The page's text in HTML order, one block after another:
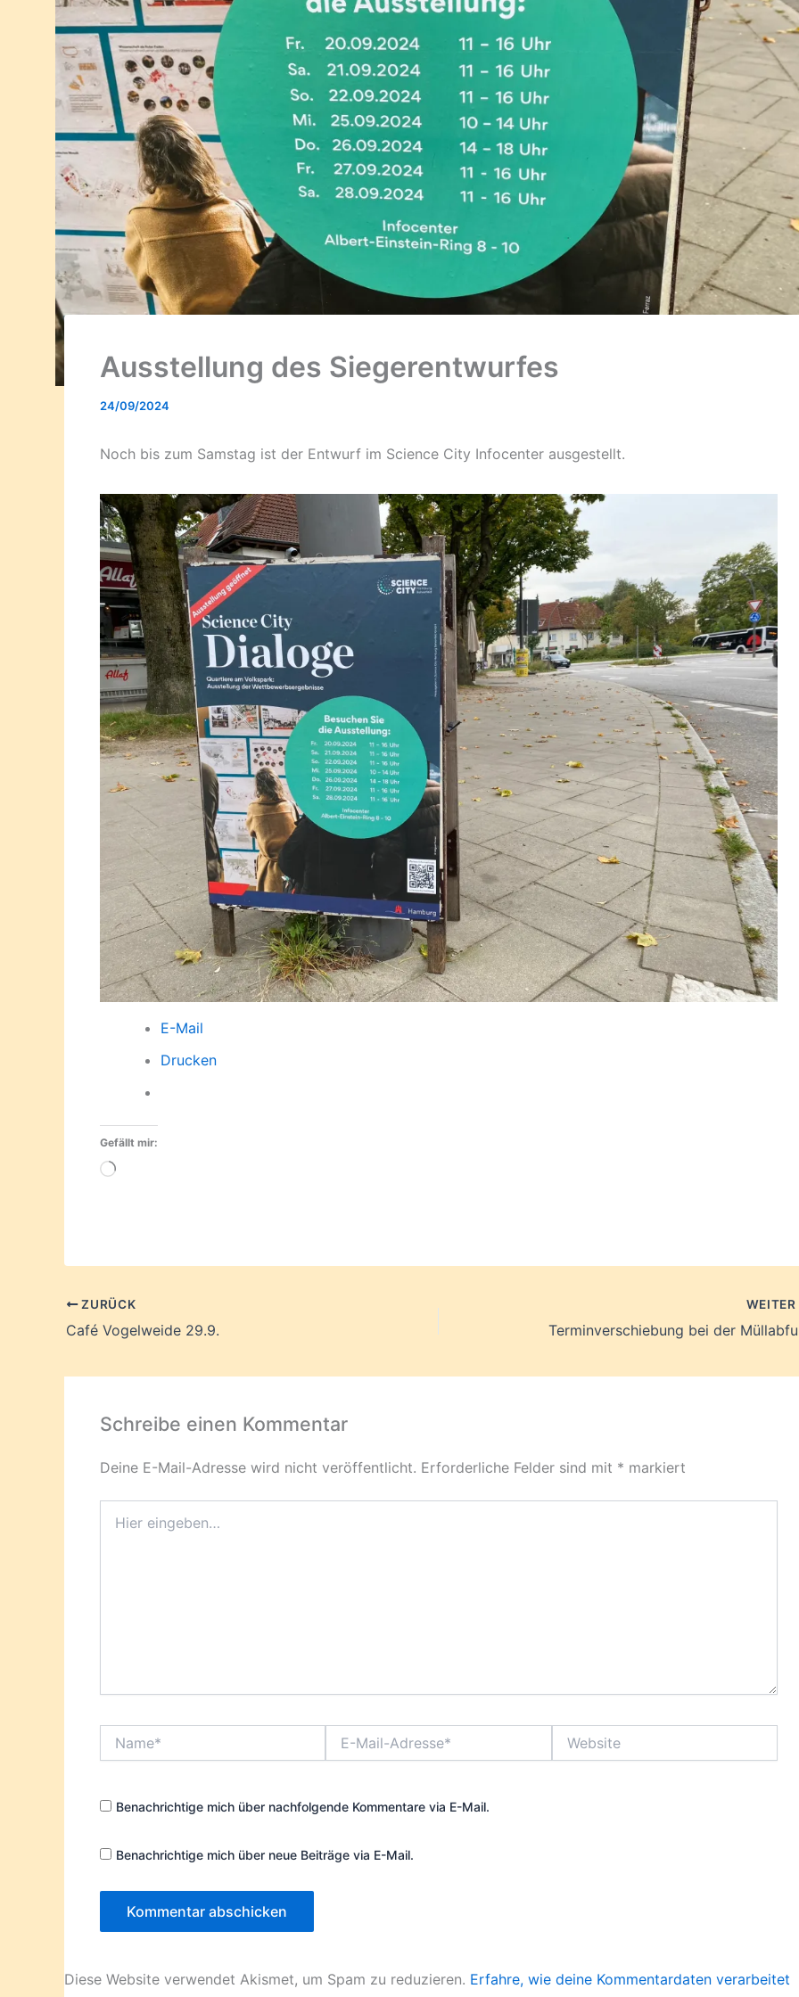
Ausstellung des Siegerentwurfes
24/09/2024
Noch bis zum Samstag ist der Entwurf im Science City Infocenter ausgestellt.
E-Mail
Drucken
Gefällt mir:
Wird
ZURÜCK
Café Vogelweide 29.9.
WEITER
Terminverschiebung bei der
Schreibe einen Kommentar
Deine E-Mail-Adresse wird nicht veröffentlicht. Erforderliche Felder sind mit * markiert
eingeben…
Mail-
Benachrichtige mich über nachfolgende Kommentare via E-Mail.
Benachrichtige mich über neue Beiträge via E-Mail.
Diese Website verwendet Akismet, um Spam zu reduzieren. Erfahre, wie deine Kommentardaten verarbeitet